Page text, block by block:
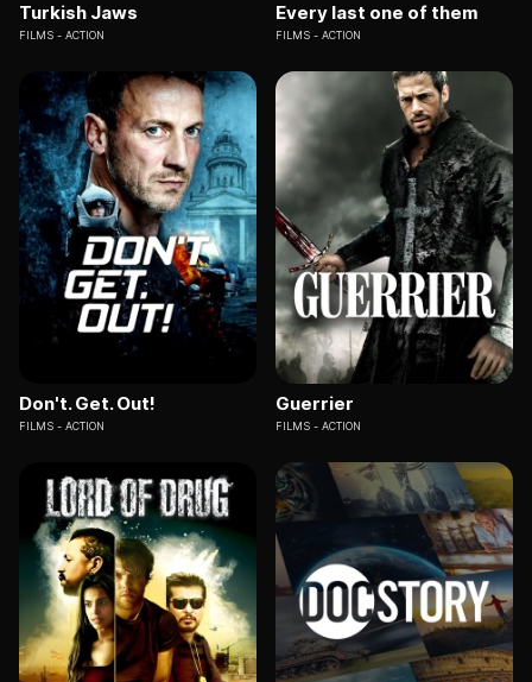
Turkish Jaws
FILMS ACTION
Every last one of them
FILMS ACTION
Don't. Get. Out!
FILMS ACTION
Guerrier
FILMS ACTION